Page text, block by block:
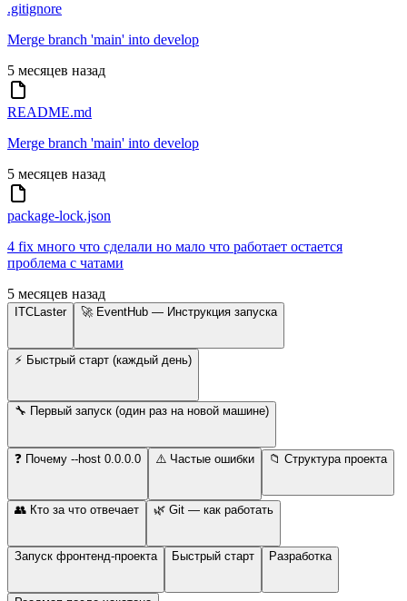
.gitignore
Merge branch 'main' into develop
5 месяцев назад
README.md
Merge branch 'main' into develop
5 месяцев назад
package-lock.json
4 fix много что сделали но мало что работает остается
проблема с чатами
5 месяцев назад
ITCLaster 🚀 EventHub — Инструкция запуска
⚡ Быстрый старт (каждый день)
🔧 Первый запуск (один раз на новой машине)
❓ Почему --host 0.0.0.0 ⚠️ Частые ошибки 📁 Структура проекта
👥 Кто за что отвечает 🌿 Git — как работать
Запуск фронтенд-проекта Быстрый старт Разработка